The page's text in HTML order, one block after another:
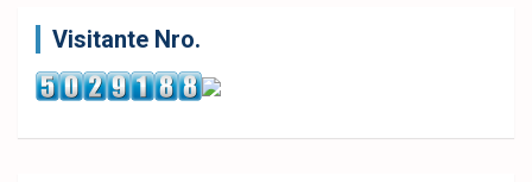
Visitante Nro.